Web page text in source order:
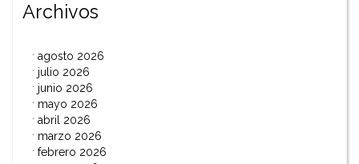
Archivos
agosto 2026
julio 2026
junio 2026
mayo 2026
abril 2026
marzo 2026
febrero 2026